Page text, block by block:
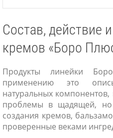
Состав, действие
кремов «Боро
Продукты линейки
применению это
натуральных
проблемы в щадящей,
создания кремов,
проверенные веками